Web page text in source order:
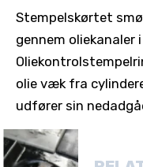
Stempelskørtet
gennem oliekanaler
olie væk fra
udfører sin